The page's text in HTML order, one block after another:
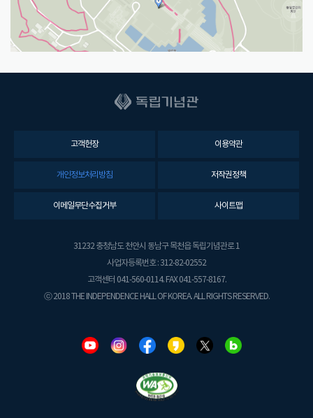
고객헌장 이용약관
개인정보처리방침 저작권정책
이메일무단수집거부 사이트맵
31232 충청남도 천안시 동남구 목천읍 독립기념관로 1
사업자등록번호 : 312-82-02552
고객센터 041-560-0114. FAX 041-557-8167.
ⓒ 2018 THE INDEPENDENCE HALL OF KOREA. ALL RIGHTS RESERVED.